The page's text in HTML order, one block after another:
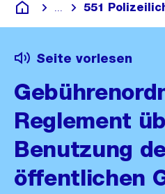
Deutsch
Blende alle Breadcrumbs
551
Seite vorlesen
Reglement
Benutzung
öffentlichen